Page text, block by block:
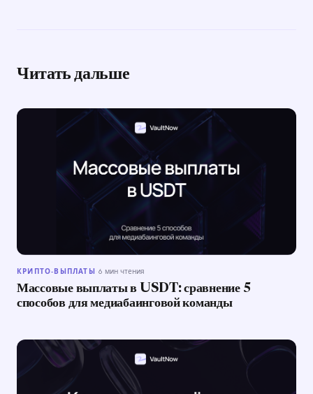
Читать дальше
КРИПТО-ВЫПЛАТЫ ·6 мин чтения
Массовые выплаты в USDT: сравнение 5
способов для медиабаинговой команды